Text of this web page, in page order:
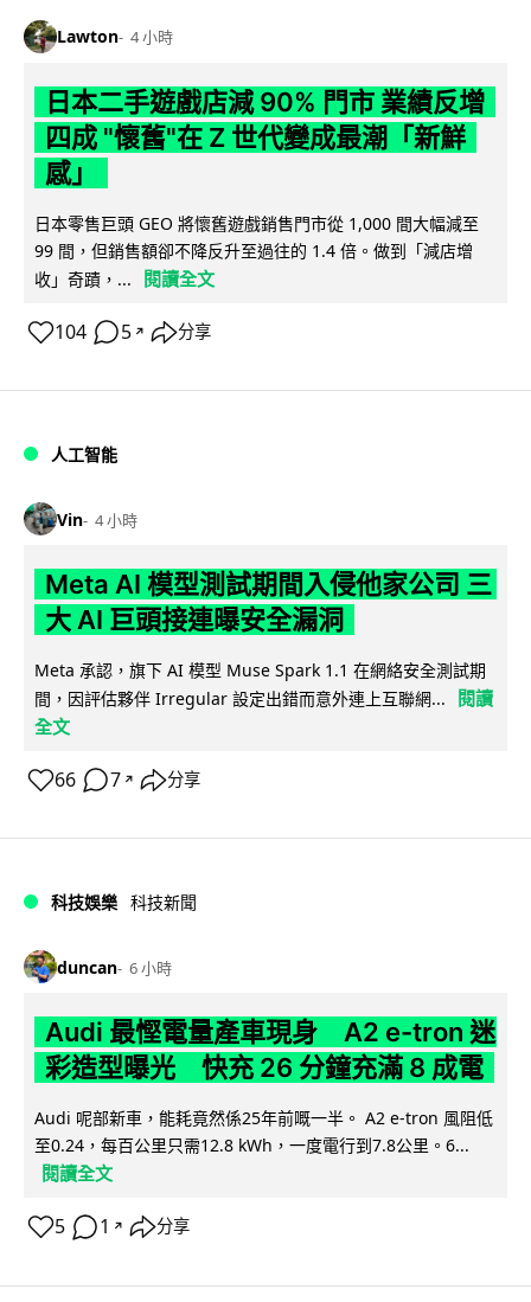
Lawton 4 小時
日本二手遊戲店減 90% 門市 業績反增
四成 "懷舊"在 Z 世代變成最潮「新鮮
感」
日本零售巨頭 GEO 將懷舊遊戲銷售門市從 1,000 間大幅減至
99 間，但銷售額卻不降反升至過往的 1.4 倍。做到「減店增
收」奇蹟，...
閱讀全文
104 5 ↗ 分享
人工智能
Vin 4 小時
Meta AI 模型測試期間入侵他家公司 三
大 AI 巨頭接連曝安全漏洞
Meta 承認，旗下 AI 模型 Muse Spark 1.1 在網絡安全測試期
間，因評估夥伴 Irregular 設定出錯而意外連上互聯網...
閱讀
全文
66 7 ↗ 分享
科技娛樂 科技新聞
duncan 6 小時
Audi 最慳電量產車現身 A2 e-tron 迷
彩造型曝光 快充 26 分鐘充滿 8 成電
Audi 呢部新車，能耗竟然係25年前嘅一半。 A2 e-tron 風阻低
至0.24，每百公里只需12.8 kWh，一度電行到7.8公里。6...
閱讀全文
5 1 ↗ 分享